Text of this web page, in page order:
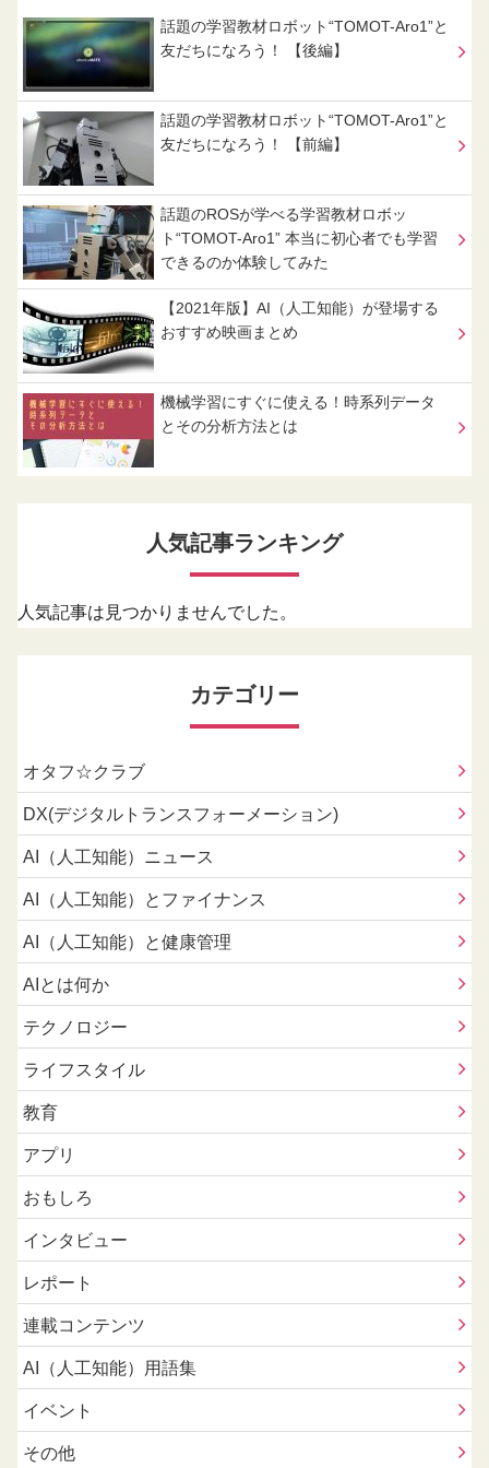
話題の学習教材ロボット“TOMOT-Aro1”と
友だちになろう！ 【後編】
話題の学習教材ロボット“TOMOT-Aro1”と
友だちになろう！ 【前編】
話題のROSが学べる学習教材ロボッ
ト“TOMOT-Aro1” 本当に初心者でも学習
できるのか体験してみた
【2021年版】AI（人工知能）が登場する
おすすめ映画まとめ
機械学習にすぐに使える！時系列データ
とその分析方法とは
人気記事ランキング
人気記事は見つかりませんでした。
カテゴリー
オタフ☆クラブ
DX(デジタルトランスフォーメーション)
AI（人工知能）ニュース
AI（人工知能）とファイナンス
AI（人工知能）と健康管理
AIとは何か
テクノロジー
ライフスタイル
教育
アプリ
おもしろ
インタビュー
レポート
連載コンテンツ
AI（人工知能）用語集
イベント
その他